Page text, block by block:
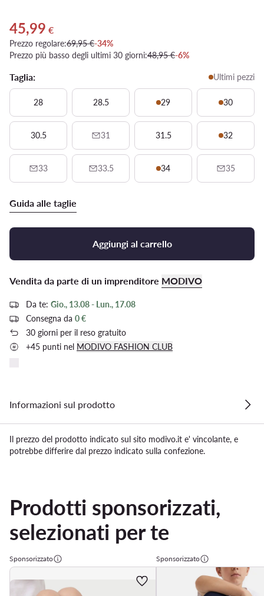
Prezzo attuale 45,99 €
45,99 €
Prezzo regolare:69,95 €-34%
Prezzo più basso degli ultimi 30 giorni:48,95 €-6%
Taglia: Ultimi pezzi
28 28.5 29 30
30.5 31 31.5 32
33 33.5 34 35
Guida alle taglie
Aggiungi al carrello
Vendita da parte di un imprenditore MODIVO
Da te: Gio., 13.08 - Lun., 17.08
Consegna da 0 €
30 giorni per il reso gratuito
+45 punti nel MODIVO FASHION CLUB
Informazioni sul prodotto
Il prezzo del prodotto indicato sul sito modivo.it e' vincolante, e
potrebbe differire dal prezzo indicato sulla confezione.
Prodotti sponsorizzati,
selezionati per te
Sponsorizzato Sponsorizzato